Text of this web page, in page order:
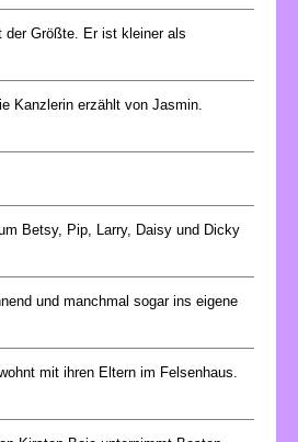
der Größte. Er ist kleiner als
Kanzlerin erzählt von Jasmin.
Betsy, Pip, Larry, Daisy und Dicky
und manchmal sogar ins eigene
mit ihren Eltern im Felsenhaus.